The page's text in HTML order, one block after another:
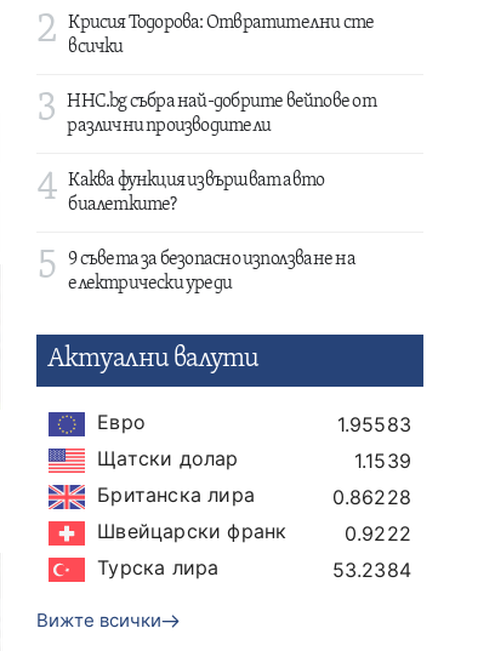
2
Крисия Тодорова: Отвратителни сте
всички
3
HHC.bg събра най-добрите вейпове от
различни производители
4 Каква функция извършват авто
биалетките?
5
9 съвета за безопасно използване на
електрически уреди
Актуални валути
Евро
1.95583
Щатски долар
1.1539
Британска лира
0.86228
Швейцарски франк
0.9222
Турска лира
53.2384
Вижте всички